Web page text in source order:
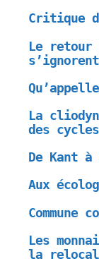
Critique
Le retour
La
des cycles
De Kant
Aux
Commune
Les
la